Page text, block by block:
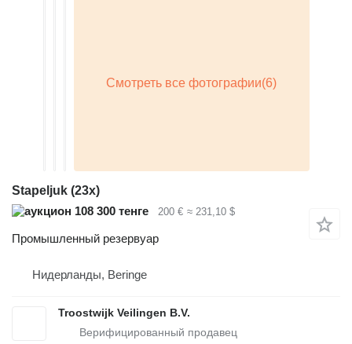
Stapeljuk (23x)
108 300 тенге
200 € ≈ 231,10 $
Промышленный резервуар
Нидерланды, Beringe
Troostwijk Veilingen B.V.